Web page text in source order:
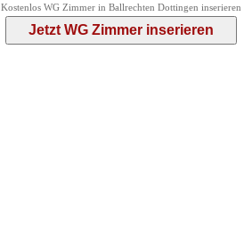
Kostenlos WG Zimmer in Ballrechten Dottingen inserieren